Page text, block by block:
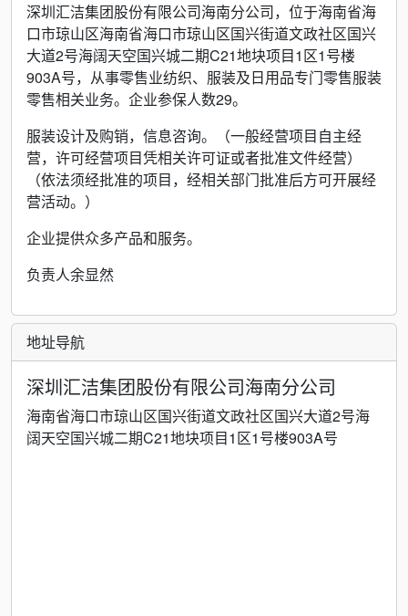
深圳汇洁集团股份有限公司海南分公司，位于海南省海
口市琼山区海南省海口市琼山区国兴街道文政社区国兴
大道2号海阔天空国兴城二期C21地块项目1区1号楼
903A号，从事零售业纺织、服装及日用品专门零售服装
零售相关业务。企业参保人数29。
服装设计及购销，信息咨询。（一般经营项目自主经
营，许可经营项目凭相关许可证或者批准文件经营）
（依法须经批准的项目，经相关部门批准后方可开展经
营活动。）
企业提供众多产品和服务。
负责人余显然
地址导航
深圳汇洁集团股份有限公司海南分公司
海南省海口市琼山区国兴街道文政社区国兴大道2号海
阔天空国兴城二期C21地块项目1区1号楼903A号